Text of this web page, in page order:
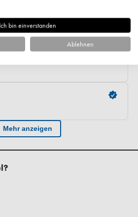
Ich bin einverstanden
Ablehnen